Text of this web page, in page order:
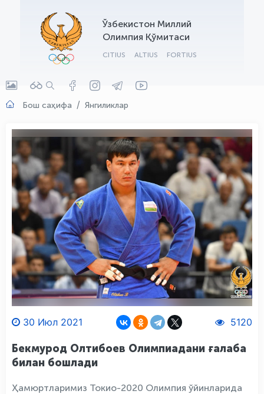
Ўзбекистон Миллий
Олимпия Қўмитаси
CITIUS ALTIUS FORTIUS
Бош саҳифа Янгиликлар
30 Июл 2021 5120
Бекмурод Олтибоев Олимпиадани ғалаба
билан бошлади
Ҳамюртларимиз Токио-2020 Олимпия ўйинларида
OLYMPCHIK AI - yordamchi
Онлайн · olympic.uz